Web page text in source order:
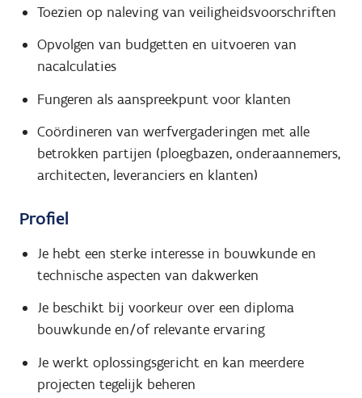
Toezien op naleving van veiligheidsvoorschriften
Opvolgen van budgetten en uitvoeren van
nacalculaties
Fungeren als aanspreekpunt voor klanten
Coördineren van werfvergaderingen met alle
betrokken partijen (ploegbazen, onderaannemers,
architecten, leveranciers en klanten)
Profiel
Je hebt een sterke interesse in bouwkunde en
technische aspecten van dakwerken
Je beschikt bij voorkeur over een diploma
bouwkunde en/of relevante ervaring
Je werkt oplossingsgericht en kan meerdere
projecten tegelijk beheren